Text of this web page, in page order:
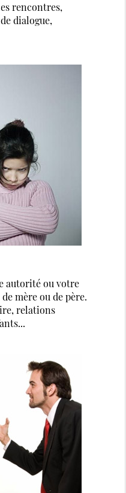
rencontres,
dialogue,
autorité ou votre
mère ou de père.
relations